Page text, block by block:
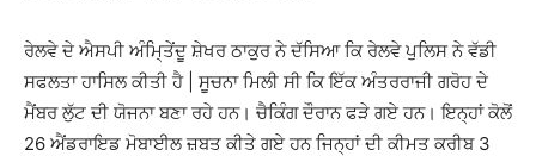
ਰੇਲਵੇ ਦੇ ਐਸਪੀ ਅੰਮਿ੍ਤੇਂਦੂ ਸ਼ੇਖਰ ਠਾਕੁਰ ਨੇ ਦੱਸਿਆ ਕਿ ਰੇਲਵੇ ਪੁਲਿਸ ਨੇ ਵੱਡੀ
ਸਫਲਤਾ ਹਾਸਿਲ ਕੀਤੀ ਹੈ | ਸੂਚਨਾ ਮਿਲੀ ਸੀ ਕਿ ਇੱਕ ਅੰਤਰਰਾਜੀ ਗਰੋਹ ਦੇ
ਮੈਂਬਰ ਲੁੱਟ ਦੀ ਯੋਜਨਾ ਬਣਾ ਰਹੇ ਹਨ। ਚੈਕਿੰਗ ਦੌਰਾਨ ਫੜੇ ਗਏ ਹਨ। ਇਨ੍ਹਾਂ ਕੋਲੋਂ
26 ਐਂਡਰਾਇਡ ਮੋਬਾਈਲ ਜ਼ਬਤ ਕੀਤੇ ਗਏ ਹਨ ਜਿਨ੍ਹਾਂ ਦੀ ਕੀਮਤ ਕਰੀਬ 3